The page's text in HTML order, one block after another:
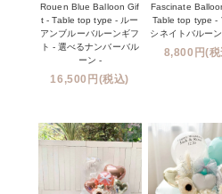
Rouen Blue Balloon Gif
t - Table top type - ルー
アンブルーバルーンギフ
ト - 選べるナンバーバル
ーン -
16,500円(税込)
Fascinate
Table top type -
シネイトバルー
8,800円(税